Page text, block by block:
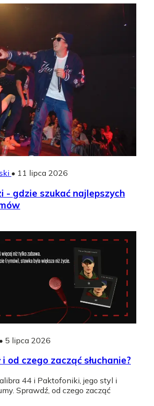
• 11 lipca 2026
- gdzie szukać najlepszych
• 5 lipca 2026
od czego zacząć słuchanie?
44 i Paktofoniki, jego styl i
Sprawdź, od czego zacząć